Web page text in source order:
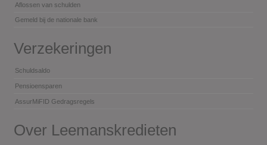
Aflossen van schulden
Gemeld bij de nationale bank
Verzekeringen
Schuldsaldo
Pensioensparen
AssurMiFID Gedragsregels
Over Leemanskredieten